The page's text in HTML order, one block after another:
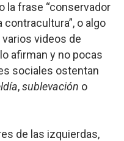
mundial: Verano de 2026
a 'THE BOYS'
la frase “conservador
contracultura”, o algo
varios videos de
afirman y no pocas
sociales ostentan
,sublevación o
de las izquierdas,